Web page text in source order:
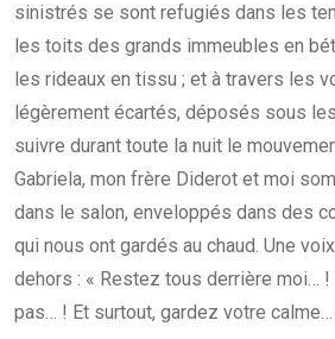
sinistrés se sont refugiés dans les
les toits des grands immeubles en
les rideaux en tissu ; et à travers les
légèrement écartés, déposés sous
suivre durant toute la nuit le
Gabriela, mon frère Diderot et moi
dans le salon, enveloppés dans des
qui nous ont gardés au chaud. Une
dehors : « Restez tous derrière moi…
pas… ! Et surtout, gardez votre calme…